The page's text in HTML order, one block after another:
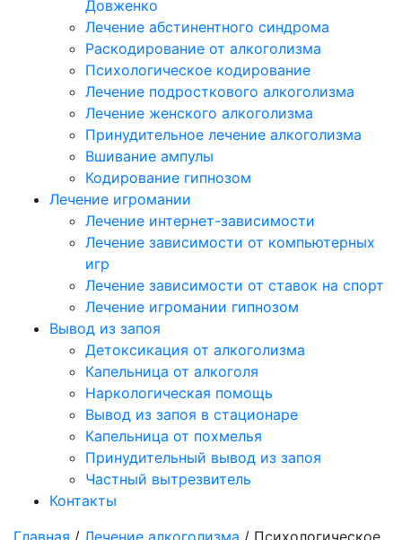
Довженко
Лечение абстинентного синдрома
Раскодирование от алкоголизма
Психологическое кодирование
Лечение подросткового алкоголизма
Лечение женского алкоголизма
Принудительное лечение алкоголизма
Вшивание ампулы
Кодирование гипнозом
Лечение игромании
Лечение интернет-зависимости
Лечение зависимости от компьютерных
игр
Лечение зависимости от ставок на спорт
Лечение игромании гипнозом
Вывод из запоя
Детоксикация от алкоголизма
Капельница от алкоголя
Наркологическая помощь
Вывод из запоя в стационаре
Капельница от похмелья
Принудительный вывод из запоя
Частный вытрезвитель
Контакты
Главная / Лечение алкоголизма / Психологическое